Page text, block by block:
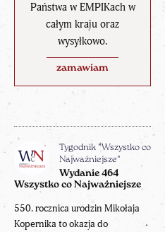
Państwa w EMPIKach w
całym kraju oraz
wysyłkowo.
zamawiam
Tygodnik "Wszystko co
Najważniejsze"
Wydanie 464
Wszystko co Najważniejsze
550. rocznica urodzin Mikołaja
Kopernika to okazja do